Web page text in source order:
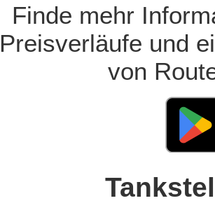
Finde mehr
Preisverläufe und
von